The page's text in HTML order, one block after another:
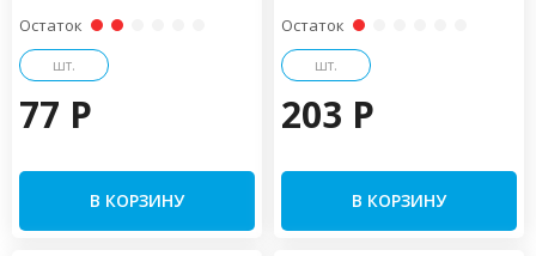
Остаток
шт.
77 P
В КОРЗИНУ
Остаток
шт.
203 P
В КОРЗИНУ